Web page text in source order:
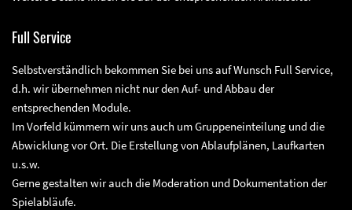
Full Service
Selbstverständlich bekommen Sie bei uns auf Wunsch Full Service,
d.h. wir übernehmen nicht nur den Auf- und Abbau der
entsprechenden Module.
Im Vorfeld kümmern wir uns auch um Gruppeneinteilung und die
Abwicklung vor Ort. Die Erstellung von Ablaufplänen, Laufkarten
u.s.w.
Gerne gestalten wir auch die Moderation und Dokumentation der
Spielabläufe.